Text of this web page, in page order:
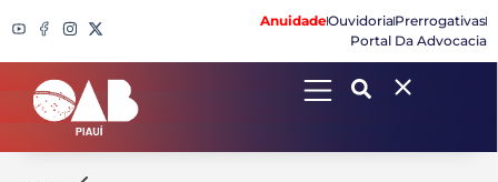
AnuidadeOuvidoriaPrerrogativas
Portal Da Advocacia
Search